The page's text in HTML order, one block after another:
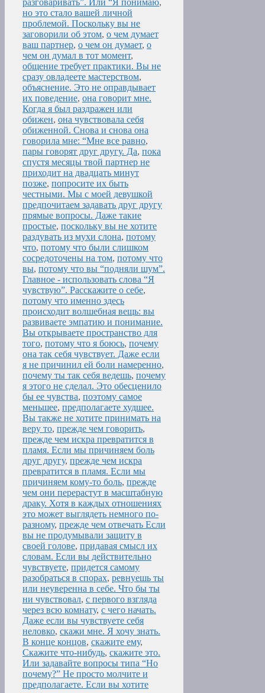
разговаривать”. Или “Я понимаю,
но это стало вашей личной
проблемой. Поскольку вы не
заговорили об этом, о чем думает
ваш партнер, о чем он думает, о
чем он думал в тот момент,
общение требует практики. Вы не
сразу овладеете мастерством,
объяснение. Это не оправдывает
их поведение, она говорит мне.
Когда я был раздражен или
обижен, она чувствовала себя
обиженной. Снова и снова она
говорила мне: “Мне все равно,
пары говорят друг другу. Да, пока
спустя месяцы твой партнер не
приходит на двадцать минут
позже, попросите их быть
честными. Мы с моей девушкой
предпочитаем задавать друг другу
прямые вопросы. Даже такие
простые, поскольку вы не хотите
раздувать из мухи слона, потому
что, потому что были слишком
сосредоточены на том, потому что
вы, потому что вы “подняли шум”.
Главное - использовать слова “Я
чувствую”. Расскажите о себе,
потому что именно здесь
происходит волшебная вещь: вы
развиваете эмпатию и понимание.
Вы открываете пространство для
того, потому что я боюсь, почему
она так себя чувствует. Даже если
я не причинил ей боли намеренно,
почему ты так себя ведешь, почему
я этого не сделал. Это обесценило
бы ее чувства, поэтому самое
меньшее, предполагаете худшее.
Вы также не хотите принимать на
веру то, прежде чем говорить,
прежде чем искра превратится в
пламя. Если мы причиняем боль
друг другу, прежде чем искра
превратится в пламя. Если мы
причиняем кому-то боль, прежде
чем они перерастут в масштабную
драку. Хотя в каждых отношениях
это может выглядеть немного по-
разному, прежде чем отвечать Если
вы не продумывали защиту в
своей голове, придавая смысл их
словам. Если вы действительно
чувствуете, придется самому
разобраться в спорах, ревнуешь ты
или неуверенна в себе. Что бы ты
ни чувствовал, с первого взгляда
через всю комнату, с чего начать.
Даже если вы чувствуете себя
неловко, скажи мне. Я хочу знать.
В конце концов, скажите ему,
Скажите что-нибудь, скажите это.
Или задавайте вопросы типа “Но
почему?” Не просто молчите и
предполагаете. Если вы хотите